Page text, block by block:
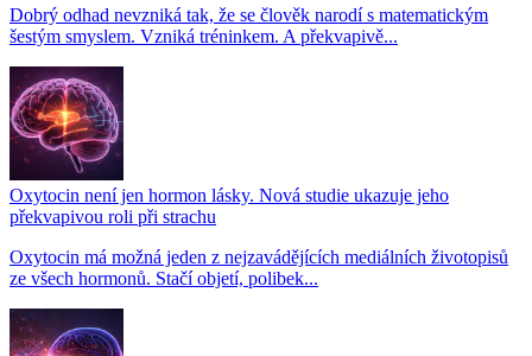
Dobrý odhad nevzniká tak, že se člověk narodí s matematickým
šestým smyslem. Vzniká tréninkem. A překvapivě...
Oxytocin není jen hormon lásky. Nová studie ukazuje jeho
překvapivou roli při strachu
Oxytocin má možná jeden z nejzavádějících mediálních životopisů
ze všech hormonů. Stačí objetí, polibek...